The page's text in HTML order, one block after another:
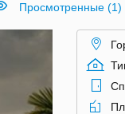
Просмотренные (1)